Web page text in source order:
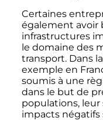
Certaines
également avoir
infrastructures
le domaine des
transport. Dans
exemple en
soumis à une
dans le but de
populations,
impacts